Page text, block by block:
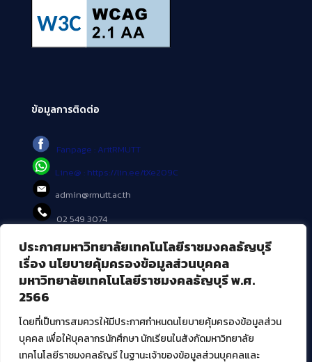
ประกาศมหาวิทยาลัยเทคโนโลยีราชมงคลธัญบุรี
เรื่อง นโยบายคุ้มครองข้อมูลส่วนบุคคล
มหาวิทยาลัยเทคโนโลยีราชมงคลธัญบุรี พ.ศ.
2566
โดยที่เป็นการสมควรให้มีประกาศกำหนดนโยบายคุ้มครองข้อมูลส่วน
บุคคล เพื่อให้บุคลากรนักศึกษา นักเรียนในสังกัดมหาวิทยาลัย
เทคโนโลยีราชมงคลธัญรี ในฐานะเจ้าของข้อมูลส่วนบุคคลและ
ข้อมูลการติดต่อ
Fanpage : AritRMUTT
Line@ : https://lin.ee/tXe209C
admin@rmutt.ac.th
02 549 3074
บริการอื่นๆ ของ สวส.
ศูนย์สื่อดิจิทัล
ศูนย์นวัตกรรมและความรู้
สมัยใหม่ (MoSeC)